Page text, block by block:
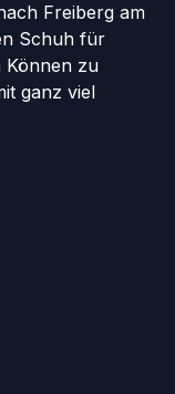
Freiberg am
Schuh für
Können zu
ganz viel